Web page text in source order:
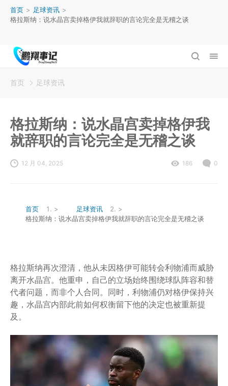
首页 > 足球资讯 >
格拉斯纳：说水晶宫卖掉格伊我就辞职的言论完全是无稽之谈
首页 足球资讯
格拉斯纳：说水晶宫卖掉格伊我
就辞职的言论完全是无稽之谈
12 月 04, 2025 186 0
首页 > 足球资讯
>
格拉斯纳：说水晶宫卖掉格伊我就辞职的言论完全是无稽之谈
格拉斯纳再次澄清，他从未因格伊可能转会利物浦而威胁
离开水晶宫。他重申，自己的立场始终围绕球队阵容和替
代者问题，而非个人合同。同时，利物浦仍对格伊保持兴
趣，水晶宫内部此前如何权衡留下他的决定也被重新提
及。